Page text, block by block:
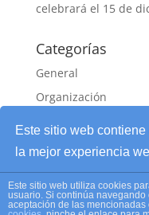
Este sitio web
la mejor experiencia
Vale,
celebrará el 15 de
Categorías
General
Organización
Aviso legal|
Este sitio web utiliza cookies
usuario. Si continúa
aceptación de las